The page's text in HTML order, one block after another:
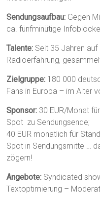
Sendungsaufbau: Gegen
ca. fünfminütige Infoblöcke
Talente: Seit 35 Jahren auf
Radioerfahrung,
Zielgruppe: 180 000
Fans in Europa – im Alter
Sponsor: 30 EUR/Monat
Spot zu Sendungsende;
40 EUR monatlich für
Spot in Sendungsmitte …
zögern!
Angebote: Syndicated
Textoptimierung –